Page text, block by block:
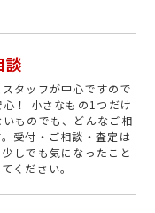
談
タッフが中心ですので
！ 小さなもの1つだけ
ものでも、どんなご相
受付・ご相談・査定は
しでも気になったこと
ください。